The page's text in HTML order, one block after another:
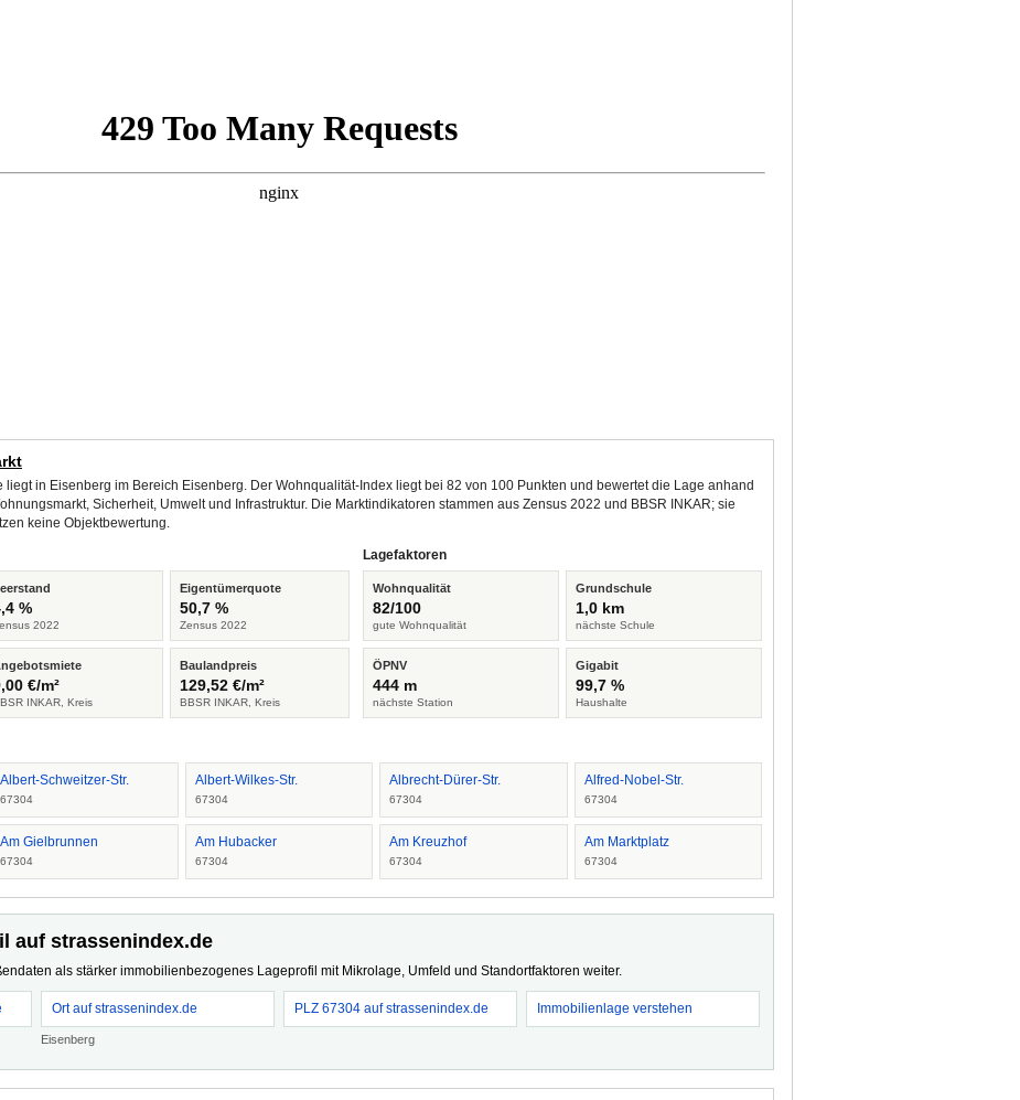
liegt in Eisenberg im Bereich Eisenberg. Der Wohnqualität-Index liegt bei 82 von 100 Punkten und bewertet die Lage anhand
Sicherheit, Umwelt und Infrastruktur. Die Marktindikatoren stammen aus Zensus 2022 und BBSR INKAR; sie
keine Objektbewertung.
%
2022
Eigentümerquote
50,7 %
Zensus 2022
€/m²
INKAR, Kreis
Baulandpreis
129,52 €/m²
BBSR INKAR, Kreis
Lagefaktoren
Wohnqualität
82/100
gute Wohnqualität
Grundschule
1,0 km
nächste Schule
ÖPNV
444 m
nächste Station
Gigabit
99,7 %
Haushalte
Albert-Schweitzer-Str.
67304
Albert-Wilkes-Str.
67304
Albrecht-Dürer-Str.
67304
Alfred-Nobel-Str.
67304
Am Gielbrunnen
67304
Am Hubacker
67304
Am Kreuzhof
67304
Am Marktplatz
67304
auf strassenindex.de
als stärker immobilienbezogenes Lageprofil mit Mikrolage, Umfeld und Standortfaktoren weiter.
Ort auf strassenindex.de
Eisenberg
PLZ 67304 auf strassenindex.de Immobilienlage verstehen